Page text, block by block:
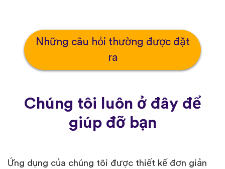
Chúng tôi luôn ở đây để
giúp đỡ bạn
Ứng dụng của chúng tôi được thiết kế đơn giản
Những câu hỏi thường được đặt
ra